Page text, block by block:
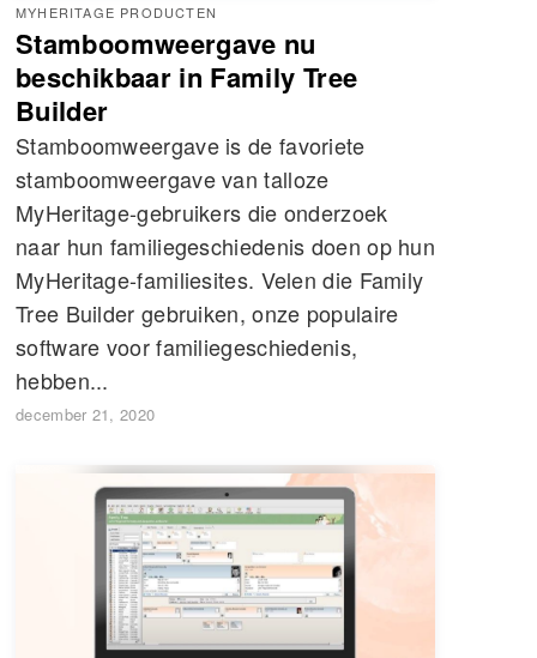
MYHERITAGE PRODUCTEN
Stamboomweergave nu
beschikbaar in Family Tree
Builder
Stamboomweergave is de favoriete
stamboomweergave van talloze
MyHeritage-gebruikers die onderzoek
naar hun familiegeschiedenis doen op hun
MyHeritage-familiesites. Velen die Family
Tree Builder gebruiken, onze populaire
software voor familiegeschiedenis,
hebben...
december 21, 2020